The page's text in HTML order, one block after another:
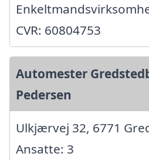
CVR: 60804753
Automester
Pedersen
Ulkjærvej 32, 6771
Ansatte: 3